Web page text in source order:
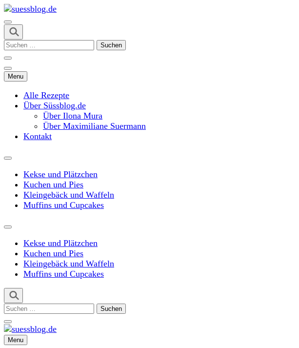
Skip
to
content
(Press
Enter)
suessblog.de
Suchen
Menu
Alle Rezepte
Über Süssblog.de
Über Ilona Mura
Über Maximiliane Suermann
Kontakt
Kekse und Plätzchen
Kuchen und Pies
Kleingebäck und Waffeln
Muffins und Cupcakes
Kekse und Plätzchen
Kuchen und Pies
Kleingebäck und Waffeln
Muffins und Cupcakes
Suchen
Menu